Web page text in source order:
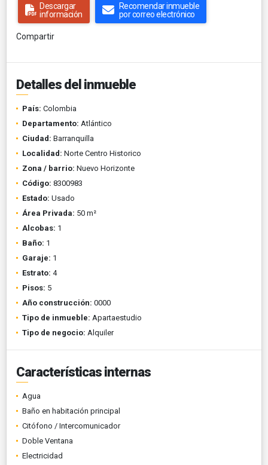
Descargar
información
Recomendar inmueble
por correo electrónico
Compartir
Detalles del inmueble
País: Colombia
Departamento: Atlántico
Ciudad: Barranquilla
Localidad: Norte Centro Historico
Zona / barrio: Nuevo Horizonte
Código: 8300983
Estado: Usado
Área Privada: 50 m²
Alcobas: 1
Baño: 1
Garaje: 1
Estrato: 4
Pisos: 5
Año construcción: 0000
Tipo de inmueble: Apartaestudio
Tipo de negocio: Alquiler
Características internas
Agua
Baño en habitación principal
Citófono / Intercomunicador
Doble Ventana
Electricidad